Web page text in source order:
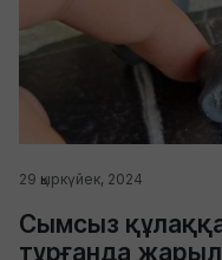
29 қыркүйек, 2024
Сымсыз
тұрғанда